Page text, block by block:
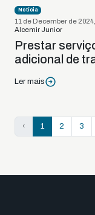
Notícia
11 de December de
Alcemir Junior
Prestar
adicional de
Ler mais
‹ 1 2 3